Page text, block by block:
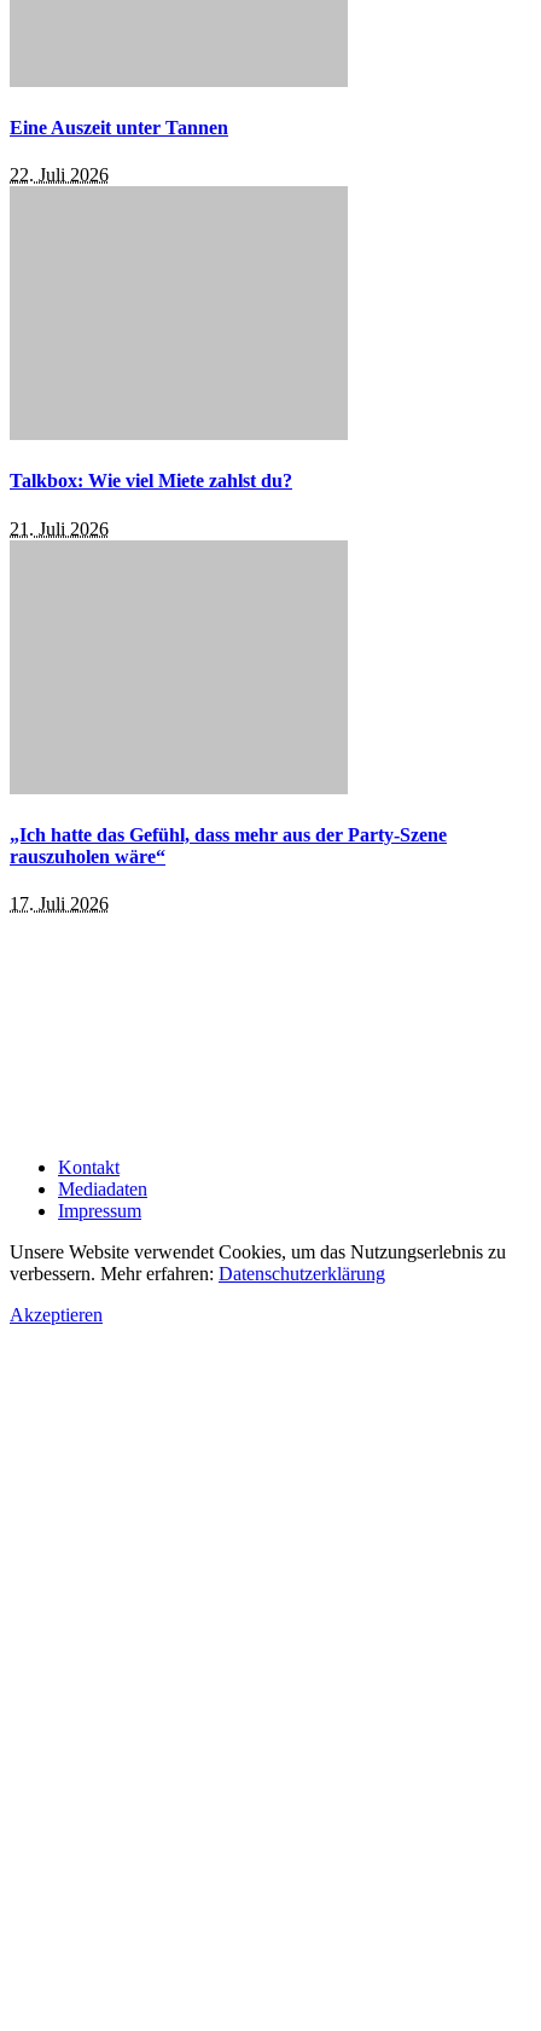
Eine Auszeit unter Tannen
22. Juli 2026
Talkbox: Wie viel Miete zahlst du?
21. Juli 2026
„Ich hatte das Gefühl, dass mehr aus der Party-Szene
rauszuholen wäre“
17. Juli 2026
Kontakt
Mediadaten
Impressum
Unsere Website verwendet Cookies, um das Nutzungserlebnis zu
verbessern. Mehr erfahren: Datenschutzerklärung
Akzeptieren